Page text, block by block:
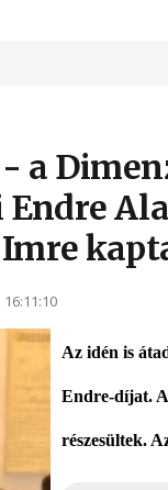
a
Endre
Az idén is
Endre-díjat.
részesültek.